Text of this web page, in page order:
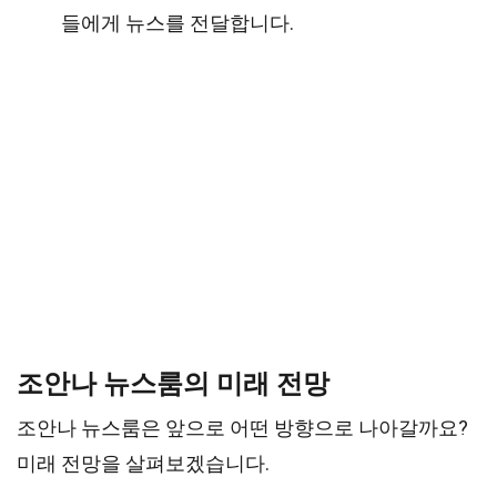
들에게 뉴스를 전달합니다.
조안나 뉴스룸의 미래 전망
조안나 뉴스룸은 앞으로 어떤 방향으로 나아갈까요?
미래 전망을 살펴보겠습니다.